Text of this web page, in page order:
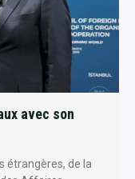
avec son
étrangères, de la